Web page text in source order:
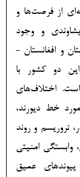
از فرصت‌ها و
و وجود
و افغانستان -
دو کشور با
اختلاف‌های
خط دیورند،
تروریسم و روند
وابستگی امنیتی
پیوندهای عمیق